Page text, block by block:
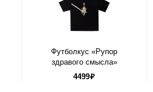
Футболкус «Рупор
здравого смысла»
4499₽